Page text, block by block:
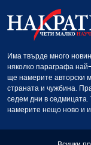
Има твърде много
няколко параграфа
ще намерите авторски
страната и чужбина.
седем дни в
намерите нещо ново и